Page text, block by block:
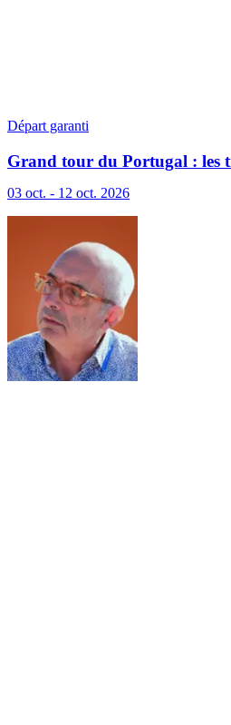
Départ garanti
Grand tour du Portugal : les
03 oct. - 12 oct. 2026